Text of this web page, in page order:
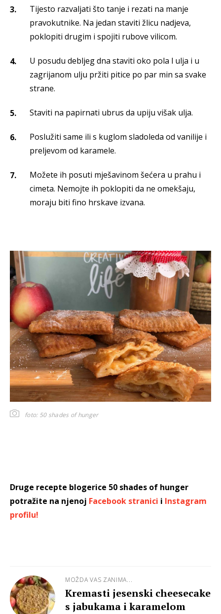
Tijesto razvaljati što tanje i rezati na manje
pravokutnike. Na jedan staviti žlicu nadjeva,
poklopiti drugim i spojiti rubove vilicom.
U posudu debljeg dna staviti oko pola l ulja i u
zagrijanom ulju pržiti pitice po par min sa svake
strane.
Staviti na papirnati ubrus da upiju višak ulja.
Poslužiti same ili s kuglom sladoleda od vanilije i
preljevom od karamele.
Možete ih posuti mješavinom šećera u prahu i
cimeta. Nemojte ih poklopiti da ne omekšaju,
moraju biti fino hrskave izvana.
foto: 50 shades of hunger
Druge recepte blogerice 50 shades of hunger
potražite na njenoj Facebook stranici i Instagram
profilu!
MOŽDA VAS ZANIMA...
Kremasti jesenski cheesecake
s jabukama i karamelom